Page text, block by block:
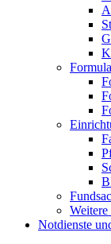
Weitere
Notdienste